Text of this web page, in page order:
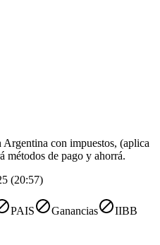
con impuestos, (aplica
de pago y ahorrá.
(20:57)
PAIS Ganancias
IIBB